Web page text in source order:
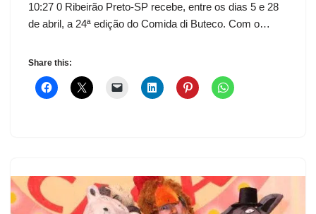
10:27 0 Ribeirão Preto-SP recebe, entre os dias 5 e 28
de abril, a 24ª edição do Comida di Buteco. Com o…
Share this: